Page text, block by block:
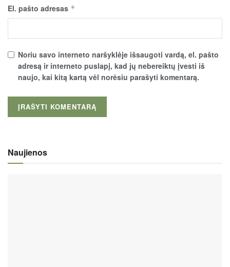
El. pašto adresas *
Noriu savo interneto naršyklėje išsaugoti vardą, el. pašto
adresą ir interneto puslapį, kad jų nebereiktų įvesti iš
naujo, kai kitą kartą vėl norėsiu parašyti komentarą.
Naujienos